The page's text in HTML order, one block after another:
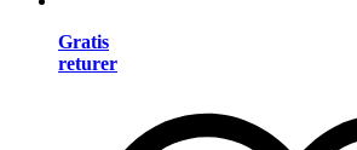
Gratis
returer